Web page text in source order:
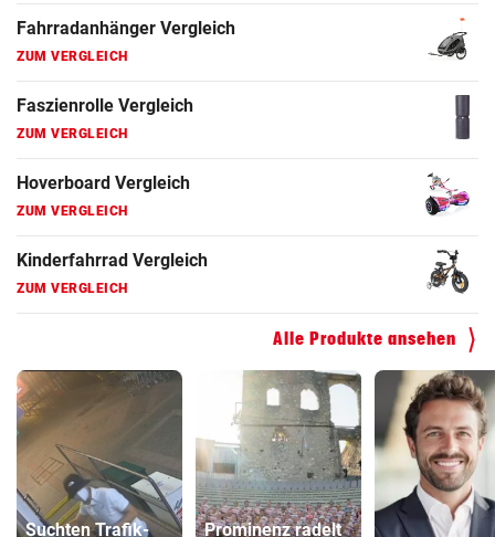
Fahrradanhänger Vergleich
ZUM VERGLEICH
Faszienrolle Vergleich
ZUM VERGLEICH
Hoverboard Vergleich
ZUM VERGLEICH
Kinderfahrrad Vergleich
ZUM VERGLEICH
Alle Produkte ansehen
Suchten Trafik- Prominenz radelt